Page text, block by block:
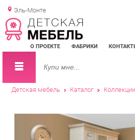
Эль-Монте
О ПРОЕКТЕ ФАБРИКИ КОНТАКТЫ
Детская мебель Каталог Коллекции